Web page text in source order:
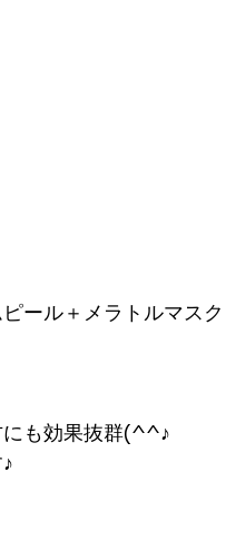
ピール＋メラトルマ
にも効果抜群(^^♪